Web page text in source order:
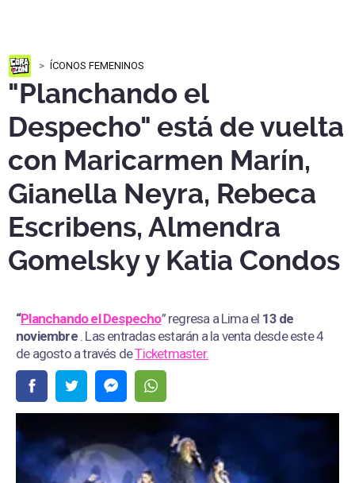
ÍCONOS FEMENINOS
"Planchando el
Despecho" está de vuelta
con Maricarmen Marín,
Gianella Neyra, Rebeca
Escribens, Almendra
Gomelsky y Katia Condos
“Planchando el Despecho” regresa a Lima el 13 de
noviembre . Las entradas estarán a la venta desde este 4
de agosto a través deTicketmaster.